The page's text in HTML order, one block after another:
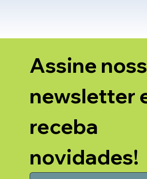
Assine
newsletter
receba
novidades!